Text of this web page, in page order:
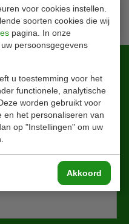
voor cookies instellen.
soorten cookies die wij
pagina. In onze
persoonsgegevens
u toestemming voor het
functionele, analytische
worden gebruikt voor
en het personaliseren van
op "Instellingen" om uw
Akkoord
Terug naar overzicht